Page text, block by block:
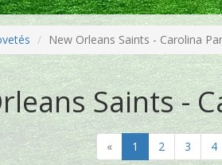
New Orleans Saints - Carolina
Saints -
« 1 2 3 4